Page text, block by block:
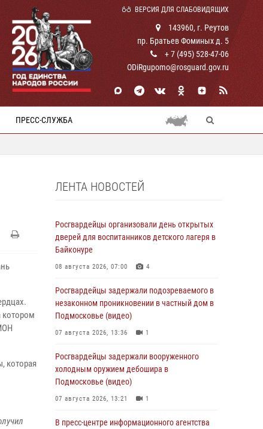
ВЕРСИЯ ДЛЯ СЛАБОВИДЯЩИХ
143960, г. Реутов
пр. Братьев Фоминых д. 5
+ 7 (495) 528-47-06
ODiRgupomo@rosguard.gov.ru
ПРЕСС-СЛУЖБА
котором
которая
ЛЕНТА НОВОСТЕЙ
Росгвардейцы организовали день открытых
дверей для воспитанников детского лагеря в
Байконуре
08 августа 2026, 07:00 4
Росгвардейцы задержали подозреваемого в
незаконном проникновении в частный дом в
Подмосковье (видео)
07 августа 2026, 13:36 1
Росгвардейцы задержали вооруженного
холодным оружием дебошира в
Подмосковье (видео)
07 августа 2026, 13:21 1
В пресс-центре информационного агентства